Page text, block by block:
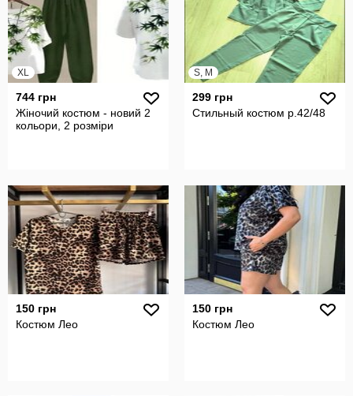
XL
744 грн
Жіночий костюм - новий 2
кольори, 2 розміри
S, M
299 грн
Стильный костюм р.42/48
150 грн
Костюм Лео
150 грн
Костюм Лео